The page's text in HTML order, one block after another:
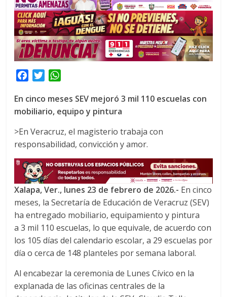
c
e
o
o
k
T
i
t
e
r
a
t
A
p
p
En cinco meses SEV mejoró 3 mil 110 escuelas con
mobiliario, equipo y pintura
>En Veracruz, el magisterio trabaja con
responsabilidad, convicción y amor.
Xalapa, Ver., lunes 23 de febrero de 2026.- En cinco
meses, la Secretaría de Educación de Veracruz (SEV)
ha entregado mobiliario, equipamiento y pintura
a 3 mil 110 escuelas, lo que equivale, de acuerdo con
los 105 días del calendario escolar, a 29 escuelas por
día o cerca de 148 planteles por semana laboral.
Al encabezar la ceremonia de Lunes Cívico en la
explanada de las oficinas centrales de la